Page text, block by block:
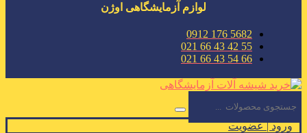
لوازم آزمایشگاهی اوژن
5682 176 0912
55 42 43 66 021
66 54 43 66 021
ورود | عضویت